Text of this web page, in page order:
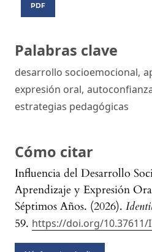
Palabras clave
desarrollo socioemocional,
expresión oral,
estrategias pedagógicas
Cómo citar
Influencia del Desarrollo
Aprendizaje y Expresión
Séptimos Años. (2026).
59. https://doi.org/10.37611/
PDF